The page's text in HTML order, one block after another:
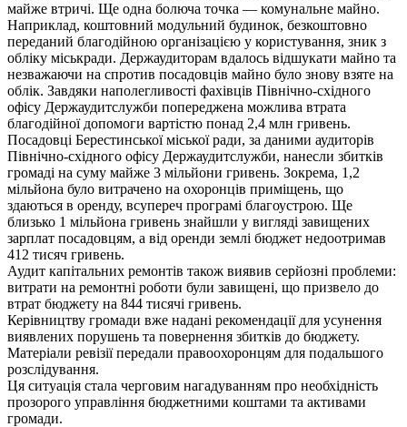
майже втричі. Ще одна болюча точка — комунальне майно.
Наприклад, коштовний модульний будинок, безкоштовно
переданий благодійною організацією у користування, зник з
обліку міськради. Держаудиторам вдалось відшукати майно та
незважаючи на спротив посадовців майно було знову взяте на
облік. Завдяки наполегливості фахівців Північно-східного
офісу Держаудитслужби попереджена можлива втрата
благодійної допомоги вартістю понад 2,4 млн гривень.
Посадовці Берестинської міської ради, за даними аудиторів
Північно-східного офісу Держаудитслужби, нанесли збитків
громаді на суму майже 3 мільйони гривень. Зокрема, 1,2
мільйона було витрачено на охоронців приміщень, що
здаються в оренду, всупереч програмі благоустрою. Ще
близько 1 мільйона гривень знайшли у вигляді завищених
зарплат посадовцям, а від оренди землі бюджет недоотримав
412 тисяч гривень.
Аудит капітальних ремонтів також виявив серйозні проблеми:
витрати на ремонтні роботи були завищені, що призвело до
втрат бюджету на 844 тисячі гривень.
Керівництву громади вже надані рекомендації для усунення
виявлених порушень та повернення збитків до бюджету.
Матеріали ревізії передали правоохоронцям для подальшого
розслідування.
Ця ситуація стала черговим нагадуванням про необхідність
прозорого управління бюджетними коштами та активами
громади.